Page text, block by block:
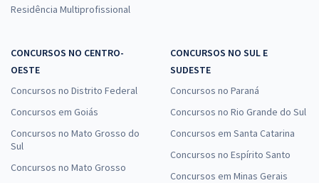
Residência Multiprofissional
CONCURSOS NO CENTRO-
OESTE
Concursos no Distrito Federal
Concursos em Goiás
Concursos no Mato Grosso do
Sul
Concursos no Mato Grosso
CONCURSOS NO SUL E
SUDESTE
Concursos no Paraná
Concursos no Rio Grande do Sul
Concursos em Santa Catarina
Concursos no Espírito Santo
Concursos em Minas Gerais